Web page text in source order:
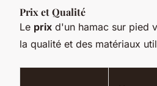
Prix et Qualité
Le prix d'un hamac sur pied
la qualité et des matériaux